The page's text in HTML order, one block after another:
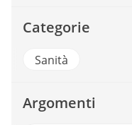
Categorie
Sanità
Argomenti